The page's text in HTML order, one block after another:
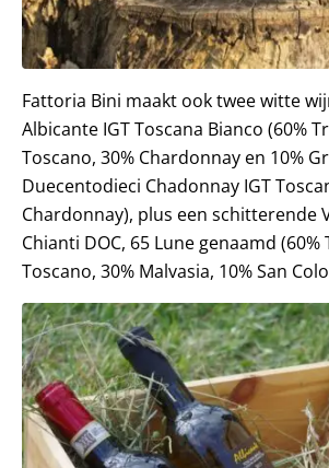
Fattoria Bini maakt ook twee witte
Albicante IGT Toscana Bianco (60%
Toscano, 30% Chardonnay en 10%
Duecentodieci Chadonnay IGT
Chardonnay), plus een schitterende
Chianti DOC, 65 Lune genaamd
Toscano, 30% Malvasia, 10% San